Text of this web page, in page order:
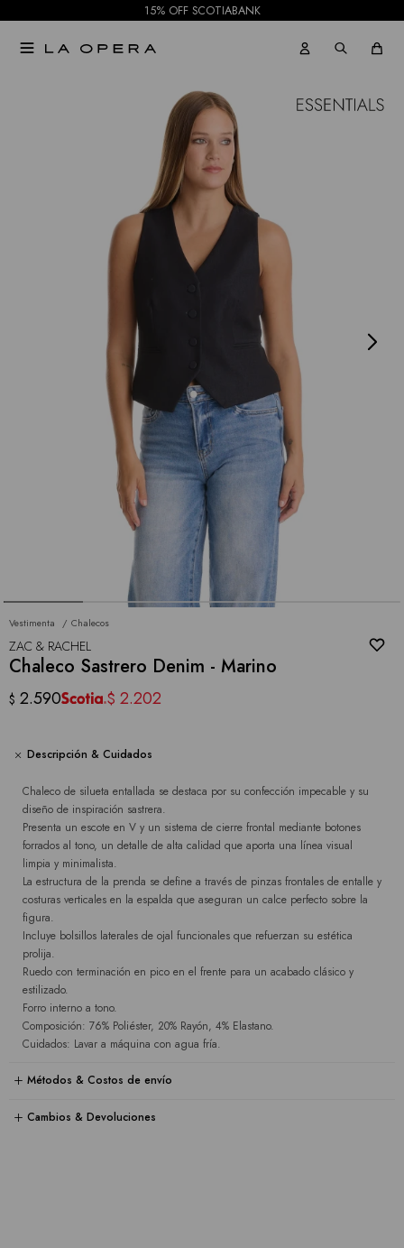
15% OFF SCOTIABANK

Vestimenta Chalecos
ZAC & RACHEL
Chaleco Sastrero Denim - Marino
$ 2.590 $ 2.202
Descripción & Cuidados
Chaleco de silueta entallada se destaca por su confección impecable y su
diseño de inspiración sastrera.
Presenta un escote en V y un sistema de cierre frontal mediante botones
forrados al tono, un detalle de alta calidad que aporta una línea visual
limpia y minimalista.
La estructura de la prenda se define a través de pinzas frontales de entalle y
costuras verticales en la espalda que aseguran un calce perfecto sobre la
figura.
Incluye bolsillos laterales de ojal funcionales que refuerzan su estética
prolija.
Ruedo con terminación en pico en el frente para un acabado clásico y
estilizado.
Forro interno a tono.
Composición: 76% Poliéster, 20% Rayón, 4% Elastano.
Cuidados: Lavar a máquina con agua fría.
Métodos & Costos de envío
Cambios & Devoluciones
NOTIFICARME